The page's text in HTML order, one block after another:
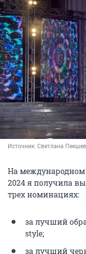
Источник: Светлана
На международном
2024 я получила
трех номинациях:
за лучший
style;
за лучший